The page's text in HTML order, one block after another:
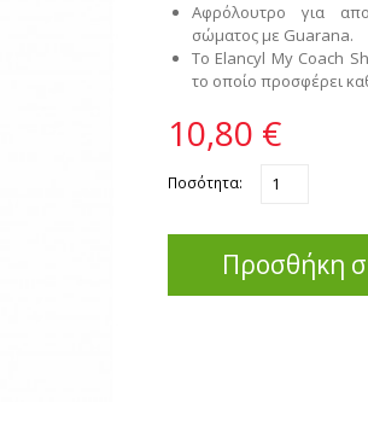
Αφρόλουτρο για
σώματος με Guarana.
Το Elancyl My Coach
το οποίο προσφέρει
10,80 €
Ποσότητα:
Προσθήκη